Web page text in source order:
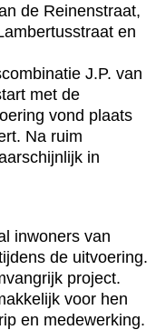
de Reinenstraat,
en
J.P. van
met de
vond plaats
Na ruim
in
inwoners van
de uitvoering.
project.
voor hen
en medewerking.